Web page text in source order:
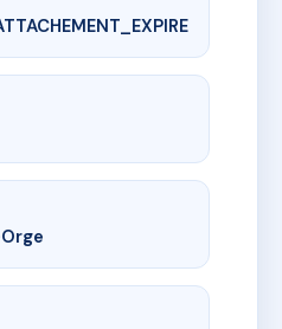
Michel-sur-Orge